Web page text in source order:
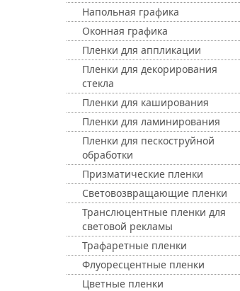
Напольная графика
Оконная графика
Пленки для аппликации
Пленки для декорирования
стекла
Пленки для каширования
Пленки для ламинирования
Пленки для пескоструйной
обработки
Призматические пленки
Световозвращающие пленки
Транслюцентные пленки для
световой рекламы
Трафаретные пленки
Флуоресцентные пленки
Цветные пленки